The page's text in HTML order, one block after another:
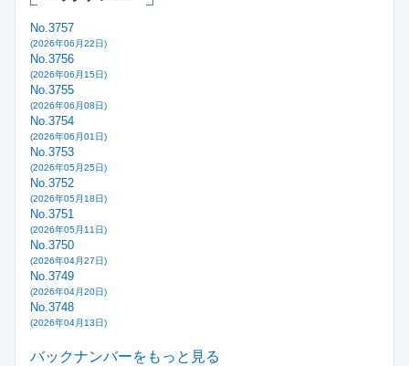
No.3757
(2026年06月22日)
No.3756
(2026年06月15日)
No.3755
(2026年06月08日)
No.3754
(2026年06月01日)
No.3753
(2026年05月25日)
No.3752
(2026年05月18日)
No.3751
(2026年05月11日)
No.3750
(2026年04月27日)
No.3749
(2026年04月20日)
No.3748
(2026年04月13日)
バックナンバーをもっと見る